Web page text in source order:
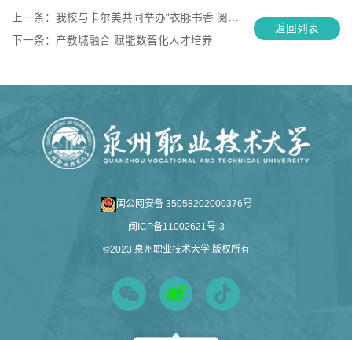
上一条： 我校与卡尔美共同举办“衣脉书香 阅启新章”一小时共读活动
下一条： 产教城融合 赋能数智化人才培养
返回列表
闽公网安备 35058202000376号
闽ICP备11002621号-3
©2023 泉州职业技术大学 版权所有